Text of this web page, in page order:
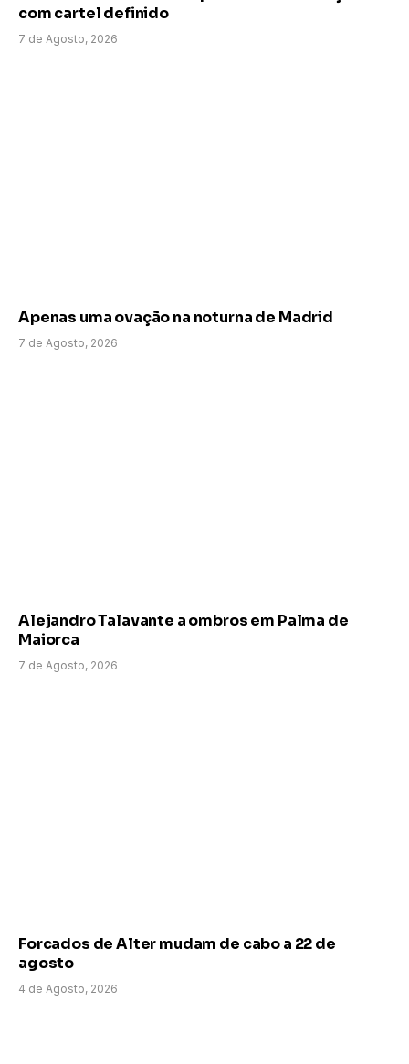
com cartel definido
7 de Agosto, 2026
Apenas uma ovação na noturna de Madrid
7 de Agosto, 2026
Alejandro Talavante a ombros em Palma de
Maiorca
7 de Agosto, 2026
Forcados de Alter mudam de cabo a 22 de
agosto
4 de Agosto, 2026